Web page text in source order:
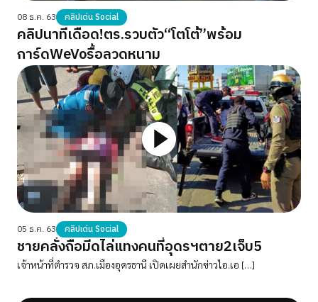
08 ธ.ค. 63 คลิปเด่น Social
คลิปนาทีเดือด!ตร.รวบตัว“โตโต้”พร้อม
การ์ดWeVoรื้อลวดหนาม
05 ธ.ค. 63 คลิปเด่น Social
ชายคลั่งถือมีดไล่แทงคนที่อุดรฯตาย2เจ็บ5
เจ้าหน้าที่ตำรวจ สภ.เมืองอุดรธานี เปิดเผยสำนักข่าวไอ.เอ […]